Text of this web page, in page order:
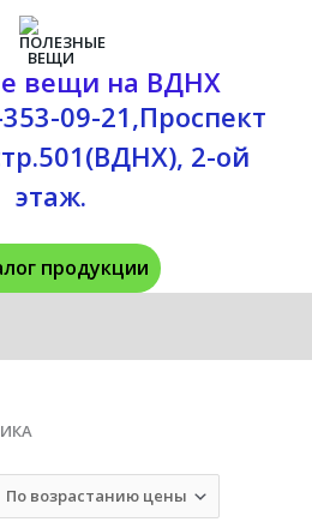
вещи на ВДНХ
09-21,Проспект
2-ой
этаж.
продукции